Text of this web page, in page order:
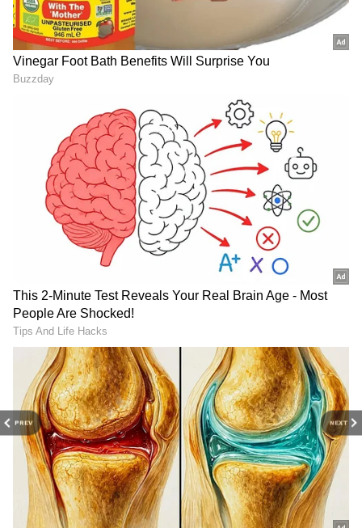
PREV NEXT
చినుకులు మొదట గుండ్రంగా ఎందుకు ఉంటాయి?
నీటి అణువుల మధ్య ఉండే "సర్ఫేస్ టెన్షన్" అనే శక్తి
కారణంగా నీరు సహజంగా గుండ్రటి ఆకారాన్ని
ఏర్పరుచుకుంటుంది. సర్ఫేస్ టెన్షన్ అంటే నీటి ఉపరితలంపై
ఉండే అణువులు ఒకదానిని మరొకటి ఆకర్షించుకోవడం. ఈ
ఆకర్షణ వల్ల నీరు తక్కువ స్థలంలో ఎక్కువ పరిమాణాన్ని
ఉంచుకునేలా ప్రయత్నిస్తుంది. దీనివల్ల నీటి బిందువు
గుండ్రంగా మారుతుంది. అందుకే మేఘాల్లో ఏర్పడే చిన్న నీటి
బిందువులు దాదాపు పూర్తిగా గుండ్రటి ఆకారంలో ఉంటాయి.
అంతరిక్షంలో గురుత్వాకర్షణ ప్రభావం తక్కువగా ఉన్నప్పుడు
నీటి బిందువులు సంపూర్ణ గోళాకారంలో కనిపిస్తాయి.